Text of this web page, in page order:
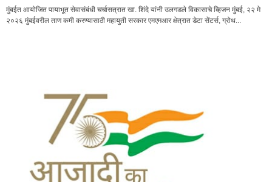
मुंबईत आयोजित पायाभूत सेवासंबंधी चर्चासत्रात खा. शिंदे यांनी उलगडले विकासाचे व्हिजन मुंबई, २२ मे
२०२६ मुंबईवरील ताण कमी करण्यासाठी महायुती सरकार एमएमआर क्षेत्रात डेटा सेंटर्स, ग्रोथ...